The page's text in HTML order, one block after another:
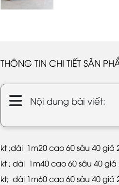
THÔNG TIN CHI TIẾT SẢN
Nội dung bài viết:
kt ;dài 1m20 cao 60 sâu 40 giá
kt ; dài 1m40 cao 60 sâu 40 giá
kt; dài 1m60 cao 60 sâu 40 giá